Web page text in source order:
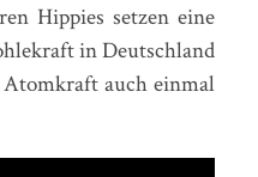
Hippies setzen eine
in Deutschland
Atomkraft auch einmal